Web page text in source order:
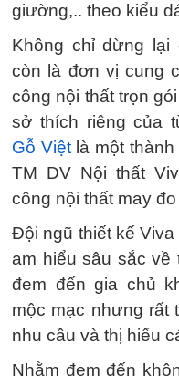
giường,.. theo kiểu
Không chỉ dừng lại
còn là đơn vị cung
công nội thất trọn
sở thích riêng của
Gỗ Việtlà một thành
TM DV Nội thất
công nội thất may
Đội ngũ thiết kế
am hiểu sâu sắc về
đem đến gia chủ
mộc mạc nhưng rất
nhu cầu và thị hiếu
Nhằm đem đến